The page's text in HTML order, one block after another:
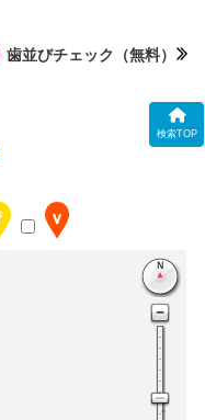
検索TOP
歯並びチェック （無料）